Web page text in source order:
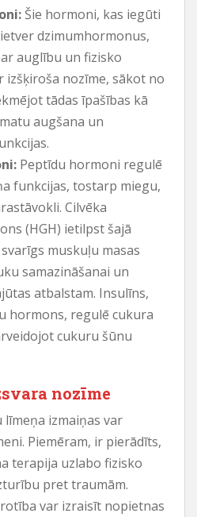
Šie hormoni, kas iegūti
dzimumhormonus,
auglību un fizisko
izšķiroša nozīme, sākot no
tādas īpašības kā
augšana un
Peptīdu hormoni regulē
funkcijas, tostarp miegu,
Cilvēka
(HGH) ietilpst šajā
muskuļu masas
samazināšanai un
atbalstam. Insulīns,
hormons, regulē cukura
cukuru šūnu
nozīme
izmaiņas var
Piemēram, ir pierādīts,
terapija uzlabo fizisko
pret traumām.
var izraisīt nopietnas